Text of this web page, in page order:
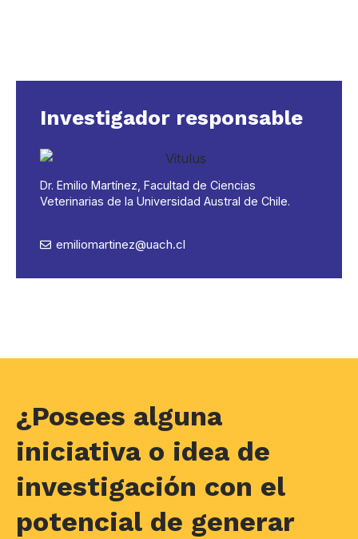
Investigador responsable
Dr. Emilio Martínez, Facultad de Ciencias
Veterinarias de la Universidad Austral de Chile.
emiliomartinez@uach.cl
¿Posees alguna
iniciativa o idea de
investigación con el
potencial de generar